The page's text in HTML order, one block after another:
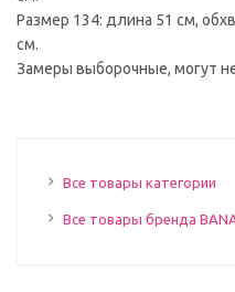
Размер 134: длина 51 см,
см.
Замеры выборочные, могут
Все товары категории
Все товары бренда